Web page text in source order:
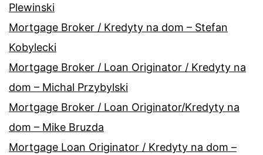
Plewinski
Mortgage Broker / Kredyty na dom – Stefan
Kobylecki
Mortgage Broker / Loan Originator / Kredyty na
dom – Michal Przybylski
Mortgage Broker / Loan Originator/Kredyty na
dom – Mike Bruzda
Mortgage Loan Originator / Kredyty na dom –